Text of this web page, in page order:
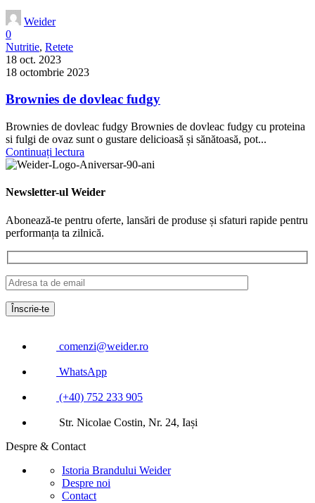
Weider
0
Nutritie, Retete
18 oct. 2023
18 octombrie 2023
Brownies de dovleac fudgy
Brownies de dovleac fudgy Brownies de dovleac fudgy cu proteina
si fulgi de ovaz sunt o gustare delicioasă și sănătoasă, pot...
Continuați lectura
Newsletter-ul Weider
Abonează-te pentru oferte, lansări de produse și sfaturi rapide pentru
performanța ta zilnică.
comenzi@weider.ro
WhatsApp
(+40) 752 233 905
Str. Nicolae Costin, Nr. 24, Iași
Despre & Contact
Istoria Brandului Weider
Despre noi
Contact